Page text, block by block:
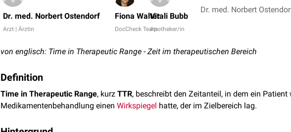
Dr. med. Norbert Ostendorf
Arzt | Ärztin
Fiona Walter
DocCheck Team
Vitali Bubb
Apotheker/in
von englisch: Time in Therapeutic Range - Zeit im therapeutischen Bereich
Definition
Time in Therapeutic Range, kurz TTR, beschreibt den Zeitanteil, in dem ein Patient
Medikamentenbehandlung einen Wirkspiegel hatte, der im Zielbereich lag.